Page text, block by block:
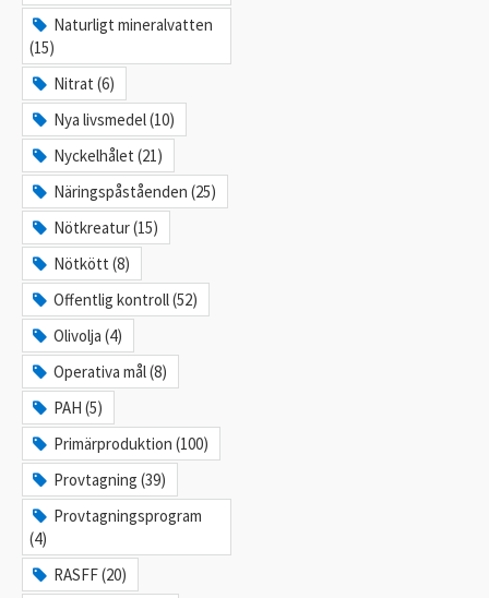
Naturligt mineralvatten
(15)
Nitrat (6)
Nya livsmedel (10)
Nyckelhålet (21)
Näringspåståenden (25)
Nötkreatur (15)
Nötkött (8)
Offentlig kontroll (52)
Olivolja (4)
Operativa mål (8)
PAH (5)
Primärproduktion (100)
Provtagning (39)
Provtagningsprogram
(4)
RASFF (20)